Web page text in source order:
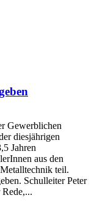
Gewerblichen
diesjährigen
Jahren
aus den
teil.
Schulleiter Peter